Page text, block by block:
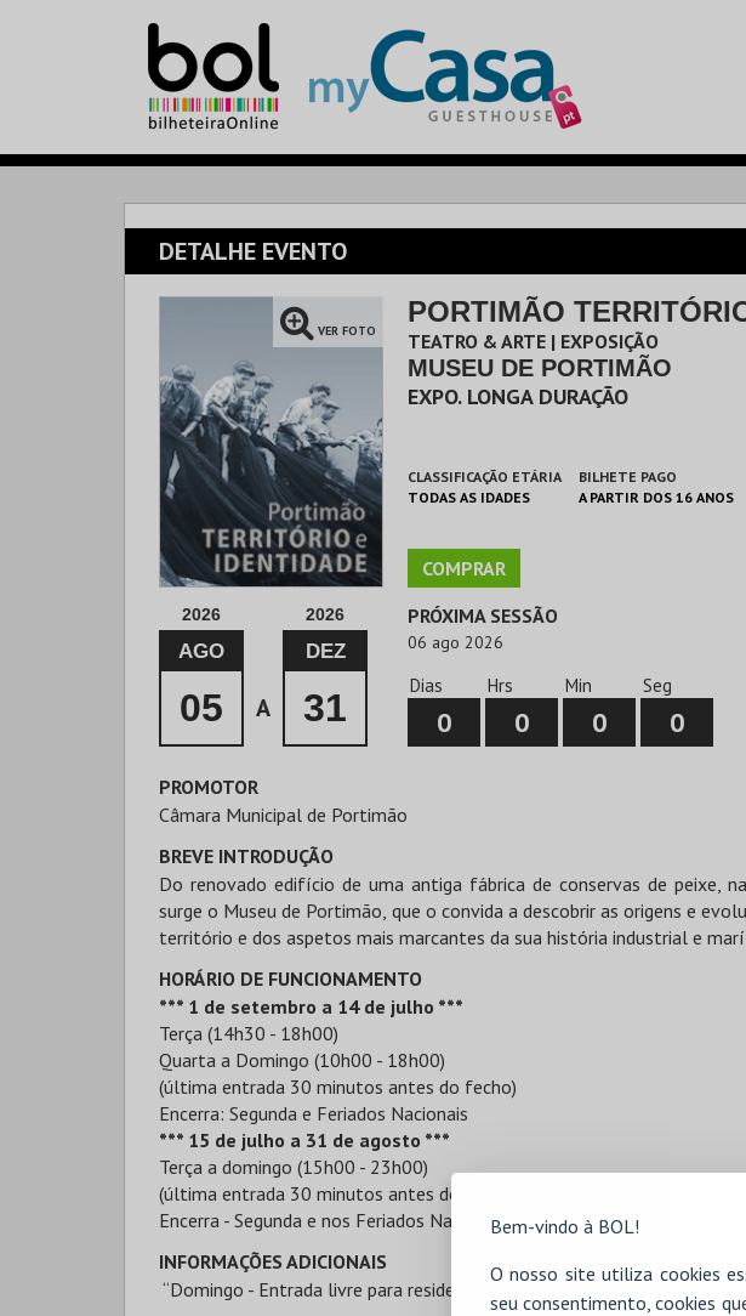
Bem-vindo à BOL!
O nosso site utiliza cookies
seu consentimento, cookies
DETALHE EVENTO
VER FOTO
PORTIMÃO
TEATRO & ARTE | EXPOSIÇÃO
MUSEU DE PORTIMÃO
EXPO. LONGA DURAÇÃO
CLASSIFICAÇÃO ETÁRIA
TODAS AS IDADES
BILHETE PAGO
A PARTIR DOS 16 ANOS
COMPRAR
2026
AGO
05 A
2026
DEZ
31
PRÓXIMA SESSÃO
06 ago 2026
Dias
0
Hrs
0
Min
0
Seg
0
PROMOTOR
Câmara Municipal de Portimão
BREVE INTRODUÇÃO
Do renovado edifício de uma antiga fábrica de conservas de peixe,
surge o Museu de Portimão, que o convida a descobrir as origens e
território e dos aspetos mais marcantes da sua história industrial e
HORÁRIO DE FUNCIONAMENTO
*** 1 de setembro a 14 de julho ***
Terça (14h30 - 18h00)
Quarta a Domingo (10h00 - 18h00)
(última entrada 30 minutos antes do fecho)
Encerra: Segunda e Feriados Nacionais
*** 15 de julho a 31 de agosto ***
Terça a domingo (15h00 - 23h00)
(última entrada 30 minutos antes do fecho)
Encerra - Segunda e nos Feriados Nacionais
INFORMAÇÕES ADICIONAIS
“Domingo - Entrada livre para residentes em território nacional”